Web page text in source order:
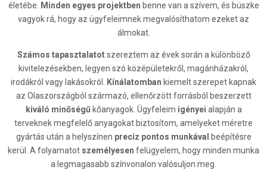
életébe.
Minden egyes projektben benne van a szívem, és büszke
vagyok rá, hogy az ügyfeleimnek megvalósíthatom ezeket az
álmokat.
Számos tapasztalatotszereztem az évek során a különböző
kivitelezésekben, legyen szó középületekről, magánházakról,
irodákról vagy lakásokról.
Kínálatomban kiemelt szerepet kapnak
az Olaszországból származó, ellenőrzött forrásból beszerzett
kiváló minőségűkőanyagok. Ügyfeleim igényei alapján a
terveknek megfelelő anyagokat biztosítom, amelyeket méretre
gyártás után a helyszínen precíz pontos munkával
beépítésre
kerül. A folyamatot személyesen felügyelem, hogy minden munka
a legmagasabb színvonalon valósuljon meg.